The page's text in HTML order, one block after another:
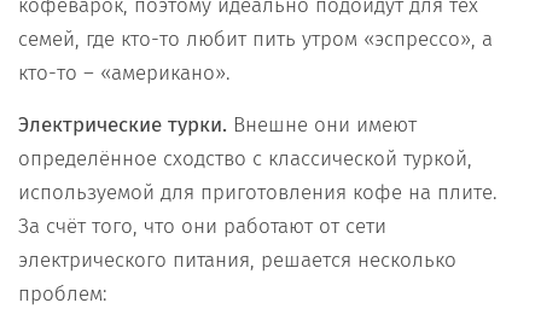
кофеварок, поэтому идеально подойдут для тех
семей, где кто-то любит пить утром «эспрессо», а
кто-то – «американо».
Электрические турки. Внешне они имеют
определённое сходство с классической туркой,
используемой для приготовления кофе на плите.
За счёт того, что они работают от сети
электрического питания, решается несколько
проблем: